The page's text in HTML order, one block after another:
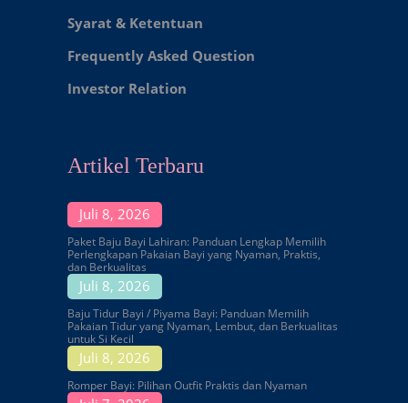
Syarat & Ketentuan
Frequently Asked Question
Investor Relation
Artikel Terbaru
Juli 8, 2026
Paket Baju Bayi Lahiran: Panduan Lengkap Memilih
Perlengkapan Pakaian Bayi yang Nyaman, Praktis,
dan Berkualitas
Juli 8, 2026
Baju Tidur Bayi / Piyama Bayi: Panduan Memilih
Pakaian Tidur yang Nyaman, Lembut, dan Berkualitas
untuk Si Kecil
Juli 8, 2026
Romper Bayi: Pilihan Outfit Praktis dan Nyaman